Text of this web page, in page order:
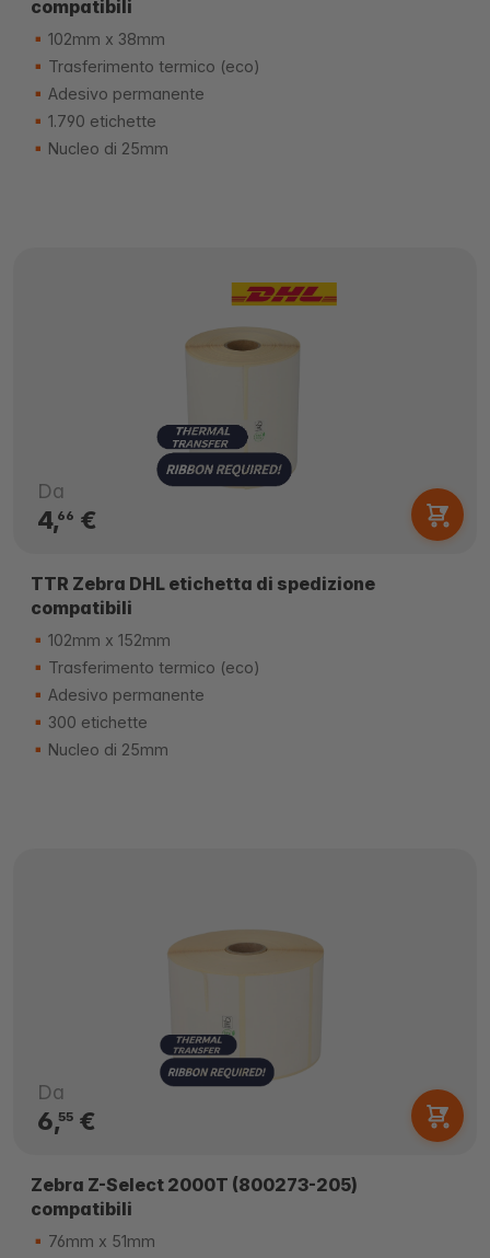
compatibili
102mm x 38mm
Trasferimento termico (eco)
Adesivo permanente
1.790 etichette
Nucleo di 25mm
Da
4,66 €
TTR Zebra DHL etichetta di spedizione
compatibili
102mm x 152mm
Trasferimento termico (eco)
Adesivo permanente
300 etichette
Nucleo di 25mm
Da
6,55€
Zebra Z-Select 2000T (800273-205)
compatibili
76mm x 51mm